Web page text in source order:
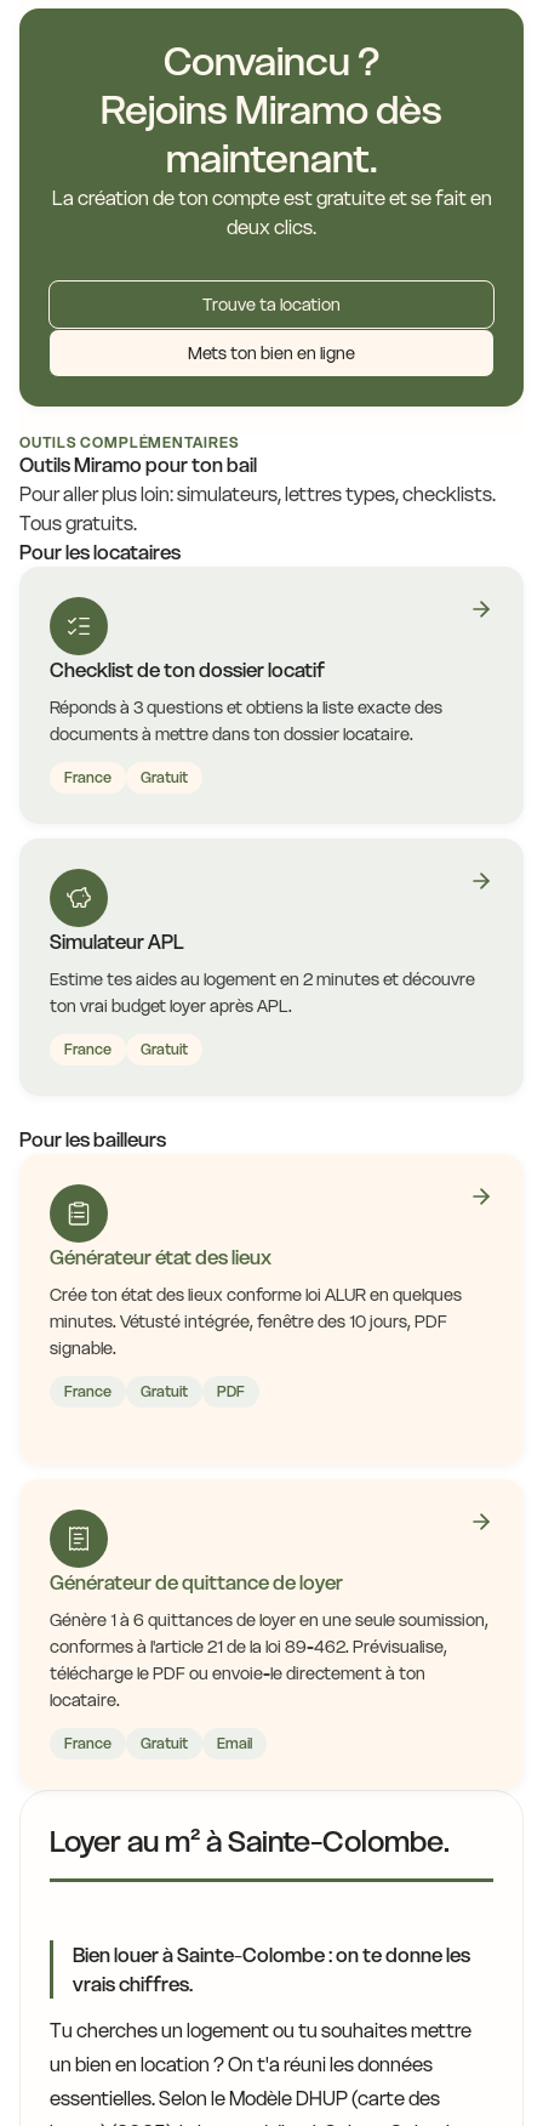
Convaincu ?
Rejoins Miramo dès
maintenant.
La création de ton compte est gratuite et se fait en
deux clics.
Trouve ta location
Mets ton bien en ligne
OUTILS COMPLÉMENTAIRES
Outils Miramo pour ton bail
Pour aller plus loin: simulateurs, lettres types, checklists.
Tous gratuits.
Pour les locataires
Checklist de ton dossier locatif
Réponds à 3 questions et obtiens la liste exacte des
documents à mettre dans ton dossier locataire.
France Gratuit
Simulateur APL
Estime tes aides au logement en 2 minutes et découvre
ton vrai budget loyer après APL.
France Gratuit
Pour les bailleurs
Générateur état des lieux
Crée ton état des lieux conforme loi ALUR en quelques
minutes. Vétusté intégrée, fenêtre des 10 jours, PDF
signable.
France Gratuit PDF
Générateur de quittance de loyer
Génère 1 à 6 quittances de loyer en une seule soumission,
conformes à l'article 21 de la loi 89-462. Prévisualise,
télécharge le PDF ou envoie-le directement à ton
locataire.
France Gratuit Email
Loyer au m² à Sainte-Colombe.
Bien louer à Sainte-Colombe : on te donne les
vrais chiffres.
Tu cherches un logement ou tu souhaites mettre
un bien en location ? On t'a réuni les données
essentielles. Selon le Modèle DHUP (carte des